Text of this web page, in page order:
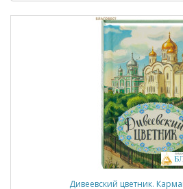
Дивеевский цветник.